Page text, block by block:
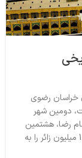
خراسان رضوی
نفر جمعیت، دومین شهر
رضا، هشتمین
امام مذهب شیعه، در این شهر، سالانه بیش از 13 میلیون زائر را به